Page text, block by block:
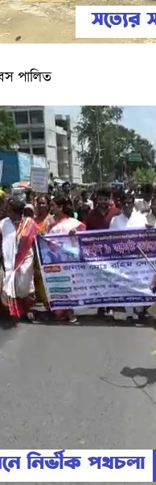
পালিত